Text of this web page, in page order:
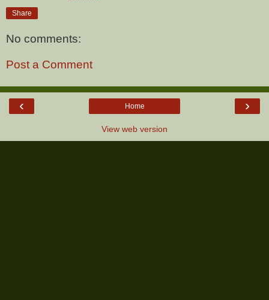
Share
No comments:
Post a Comment
‹ ›
Home
View web version